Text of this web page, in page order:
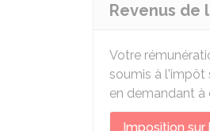
Revenus de
Votre
soumis à l'impôt
en demandant à
Imposition sur